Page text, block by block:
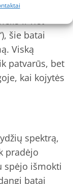
batus
ir net
šie batai
Viską
patvarūs, bet
kai kojytės
spektrą,
pradėjo
spėjo išmokti
batai